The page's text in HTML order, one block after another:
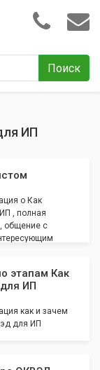
Поиск
ИП
о Как
, полная
общение с
этапам Как
ИП
как и зачем
для ИП